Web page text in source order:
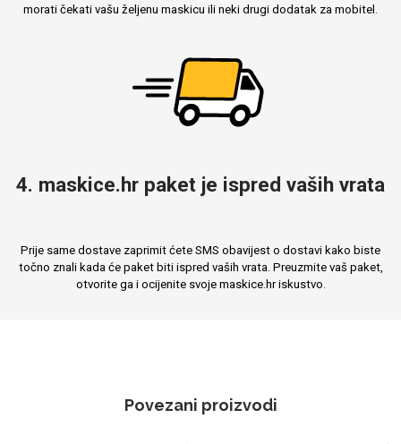
morati čekati vašu željenu maskicu ili neki drugi dodatak za mobitel.
4. maskice.hr paket je ispred vaših vrata
Prije same dostave zaprimit ćete SMS obavijest o dostavi kako biste
točno znali kada će paket biti ispred vaših vrata. Preuzmite vaš paket,
otvorite ga i ocijenite svoje maskice.hr iskustvo.
Povezani proizvodi